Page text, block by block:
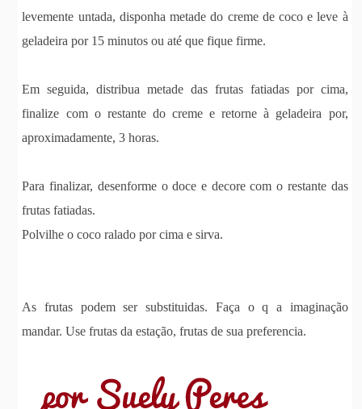
levemente untada, disponha metade do creme de coco e leve à
geladeira por 15 minutos ou até que fique firme.
Em seguida, distribua metade das frutas fatiadas por cima,
finalize com o restante do creme e retorne à geladeira por,
aproximadamente, 3 horas.
Para finalizar, desenforme o doce e decore com o restante das
frutas fatiadas.
Polvilhe o coco ralado por cima e sirva.
As frutas podem ser substituidas. Faça o q a imaginação
mandar. Use frutas da estação, frutas de sua preferencia.